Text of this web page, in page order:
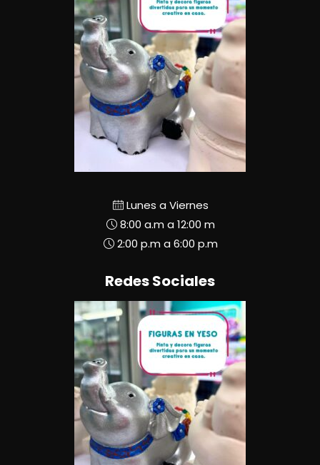
Lunes a Viernes
8:00 a.m a 12:00 m
2:00 p.m a 6:00 p.m
Redes Sociales